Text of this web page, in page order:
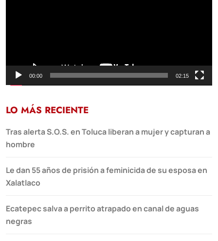
00:00 02:15
LO MÁS RECIENTE
Tras alerta S.O.S. en Toluca liberan a mujer y capturan a
hombre
Le dan 55 años de prisión a feminicida de su esposa en
Xalatlaco
Ecatepec salva a perrito atrapado en canal de aguas
negras